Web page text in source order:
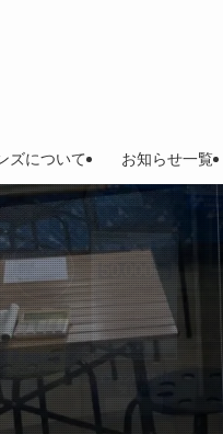
ズについて お知らせ一覧